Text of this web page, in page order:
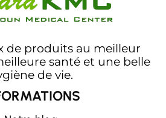
de produits au meilleur
santé et une belle
de vie.